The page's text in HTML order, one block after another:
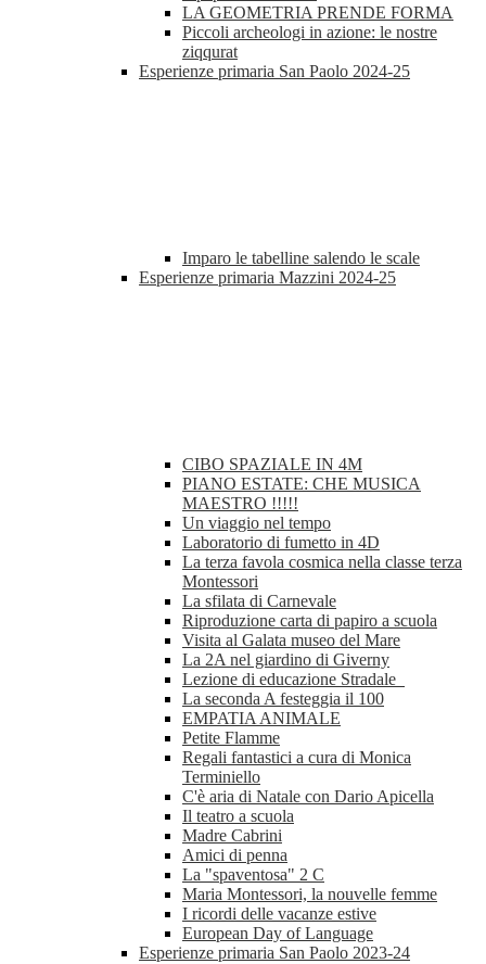
LA GEOMETRIA PRENDE FORMA
Piccoli archeologi in azione: le nostre
ziqqurat
Esperienze primaria San Paolo 2024-25
Imparo le tabelline salendo le scale
Esperienze primaria Mazzini 2024-25
CIBO SPAZIALE IN 4M
PIANO ESTATE: CHE MUSICA
MAESTRO !!!!!
Un viaggio nel tempo
Laboratorio di fumetto in 4D
La terza favola cosmica nella classe terza
Montessori
La sfilata di Carnevale
Riproduzione carta di papiro a scuola
Visita al Galata museo del Mare
La 2A nel giardino di Giverny
Lezione di educazione Stradale
La seconda A festeggia il 100
EMPATIA ANIMALE
Petite Flamme
Regali fantastici a cura di Monica
Terminiello
C'è aria di Natale con Dario Apicella
Il teatro a scuola
Madre Cabrini
Amici di penna
La "spaventosa" 2 C
Maria Montessori, la nouvelle femme
I ricordi delle vacanze estive
European Day of Language
Esperienze primaria San Paolo 2023-24